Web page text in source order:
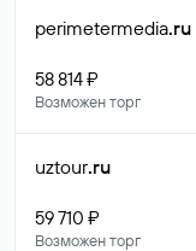
perimetermedia.ru
58 814 ₽
Возможен торг
uztour.ru
59 710 ₽
Возможен торг